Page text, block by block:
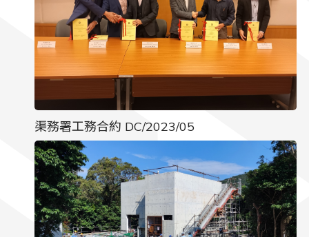
渠務署工務合約 DC/2023/05